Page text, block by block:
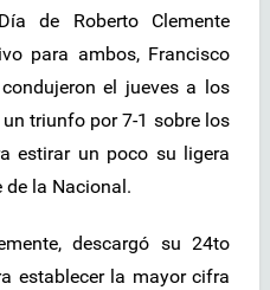
de Roberto Clemente
para ambos, Francisco
el jueves a los
triunfo por 7-1 sobre los
estirar un poco su ligera
de la Nacional.
descargó su 24to
establecer la mayor cifra